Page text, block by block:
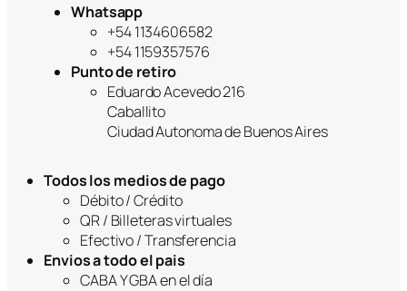
Whatsapp
+54 1134606582
+54 1159357576
Punto de retiro
Eduardo Acevedo 216
Caballito
Ciudad Autonoma de Buenos Aires
Todos los medios de pago
Débito / Crédito
QR / Billeteras virtuales
Efectivo / Transferencia
Envios a todo el pais
CABA Y GBA en el día